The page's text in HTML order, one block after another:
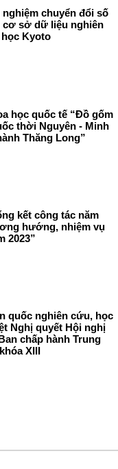
nghiệm chuyển đổi số
cơ sở dữ liệu nghiên
Kyoto
học quốc tế “Đồ gốm
thời Nguyên - Minh
Thăng Long”
kết công tác năm
hướng, nhiệm vụ
2023”
quốc nghiên cứu, học
Nghị quyết Hội nghị
chấp hành Trung
XIII